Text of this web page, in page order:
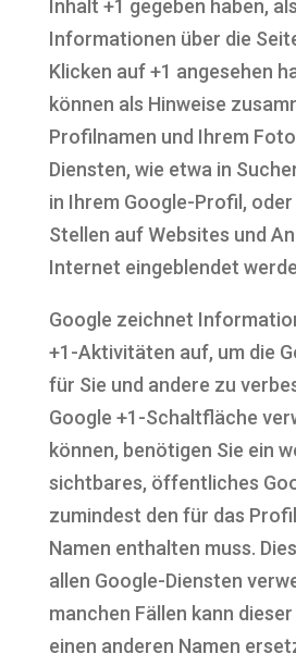
Inhalt +1 gegeben haben,
Informationen über die
Klicken auf +1 angesehen
können als Hinweise
Profilnamen und Ihrem
Diensten, wie etwa in
in Ihrem Google-Profil,
Stellen auf Websites und
Internet eingeblendet
Google zeichnet
+1-Aktivitäten auf, um die
für Sie und andere zu
Google +1-Schaltfläche
können, benötigen Sie ein
sichtbares, öffentliches
zumindest den für das
Namen enthalten muss.
allen Google-Diensten
manchen Fällen kann
einen anderen Namen